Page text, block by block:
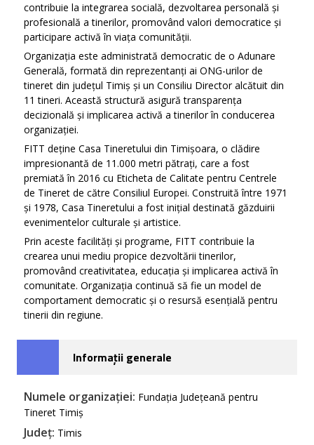
contribuie la integrarea socială, dezvoltarea personală și
profesională a tinerilor, promovând valori democratice și
participare activă în viața comunității.
Organizația este administrată democratic de o Adunare
Generală, formată din reprezentanți ai ONG-urilor de
tineret din județul Timiș și un Consiliu Director alcătuit din
11 tineri. Această structură asigură transparența
decizională și implicarea activă a tinerilor în conducerea
organizației.
FITT deține Casa Tineretului din Timișoara, o clădire
impresionantă de 11.000 metri pătrați, care a fost
premiată în 2016 cu Eticheta de Calitate pentru Centrele
de Tineret de către Consiliul Europei. Construită între 1971
și 1978, Casa Tineretului a fost inițial destinată găzduirii
evenimentelor culturale și artistice.
Prin aceste facilități și programe, FITT contribuie la
crearea unui mediu propice dezvoltării tinerilor,
promovând creativitatea, educația și implicarea activă în
comunitate. Organizația continuă să fie un model de
comportament democratic și o resursă esențială pentru
tinerii din regiune.
Informații generale
Numele organizației: Fundația Județeană pentru
Tineret Timiș
Județ: Timis